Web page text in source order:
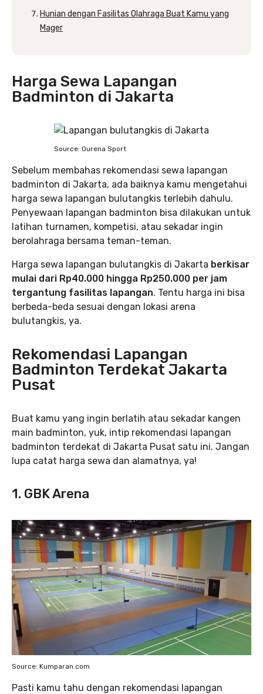
Hunian dengan Fasilitas Olahraga Buat Kamu yang
Mager
Harga Sewa Lapangan
Badminton di Jakarta
Source: Ourena Sport
Sebelum membahas rekomendasi sewa lapangan
badminton di Jakarta, ada baiknya kamu mengetahui
harga sewa lapangan bulutangkis terlebih dahulu.
Penyewaan lapangan badminton bisa dilakukan untuk
latihan turnamen, kompetisi, atau sekadar ingin
berolahraga bersama teman-teman.
Harga sewa lapangan bulutangkis di Jakarta berkisar
mulai dari Rp40.000 hingga Rp250.000 per jam
tergantung fasilitas lapangan. Tentu harga ini bisa
berbeda-beda sesuai dengan lokasi arena
bulutangkis, ya.
Rekomendasi Lapangan
Badminton Terdekat Jakarta
Pusat
Buat kamu yang ingin berlatih atau sekadar kangen
main badminton, yuk, intip rekomendasi lapangan
badminton terdekat di Jakarta Pusat satu ini. Jangan
lupa catat harga sewa dan alamatnya, ya!
1. GBK Arena
Source: Kumparan.com
Pasti kamu tahu dengan rekomendasi lapangan